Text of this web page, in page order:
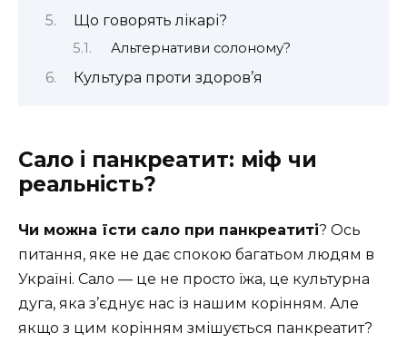
Що говорять лікарі?
Альтернативи солоному?
Культура проти здоров’я
Сало і панкреатит: міф чи
реальність?
Чи можна їсти сало при панкреатиті? Ось
питання, яке не дає спокою багатьом людям в
Україні. Сало — це не просто їжа, це культурна
дуга, яка з’єднує нас із нашим корінням. Але
якщо з цим корінням змішується панкреатит?